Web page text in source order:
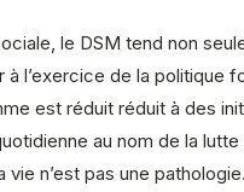
le DSM tend non
l’exercice de la politique
est réduit réduit à des
au nom de la
vie n’est pas une